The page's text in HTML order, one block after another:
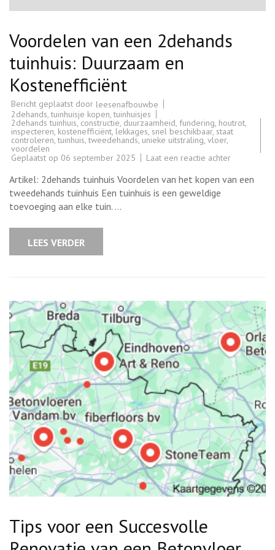
Voordelen van een 2dehands
tuinhuis: Duurzaam en
Kostenefficiënt
Bericht geplaatst door leesenafbouwbe
2dehands,tuinhuisje kopen,tuinhuisjes
2dehands tuinhuis,constructie, duurzaamheid, fundering, houtrot,
inspecteren, kostenefficiënt, lekkages, snel beschikbaar, staat
controleren,tuinhuis,tweedehands, unieke uitstraling, vloer,
voordelen
Geplaatst op 06 september 2025 Laat een reactie achterop
een
Artikel: 2dehands tuinhuis Voordelen van het kopen van een
tweedehands tuinhuis Een tuinhuis is een geweldige
toevoeging aan elke tuin. …
LEES VERDER
Tips voor een Succesvolle